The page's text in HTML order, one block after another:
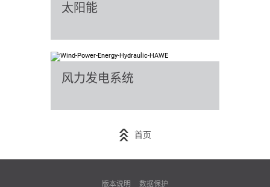
太阳能
风力发电系统
首页
版本说明 数据保护